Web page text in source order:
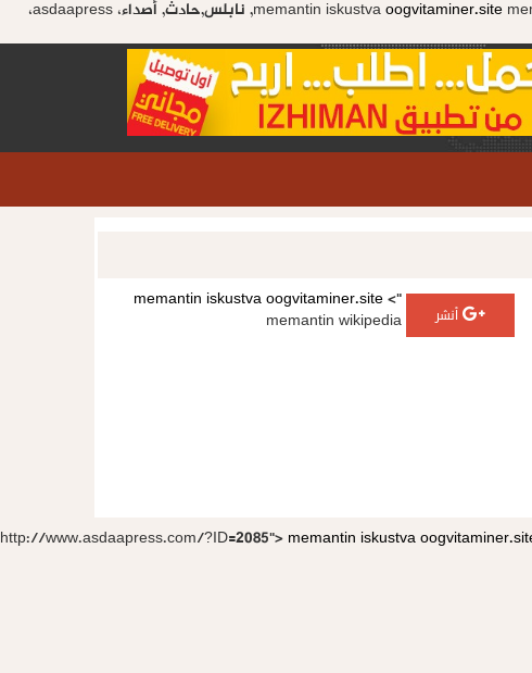
memantin iskustvaoogvitaminer.site
memantin wikipedia, نابلس,حادث, أصداء، asdaapress،
">
أنشر
memantin iskustvaoogvitaminer.site
memantin wikipedia
http://www.asdaapress.com/?ID=2085"> memantin iskustva